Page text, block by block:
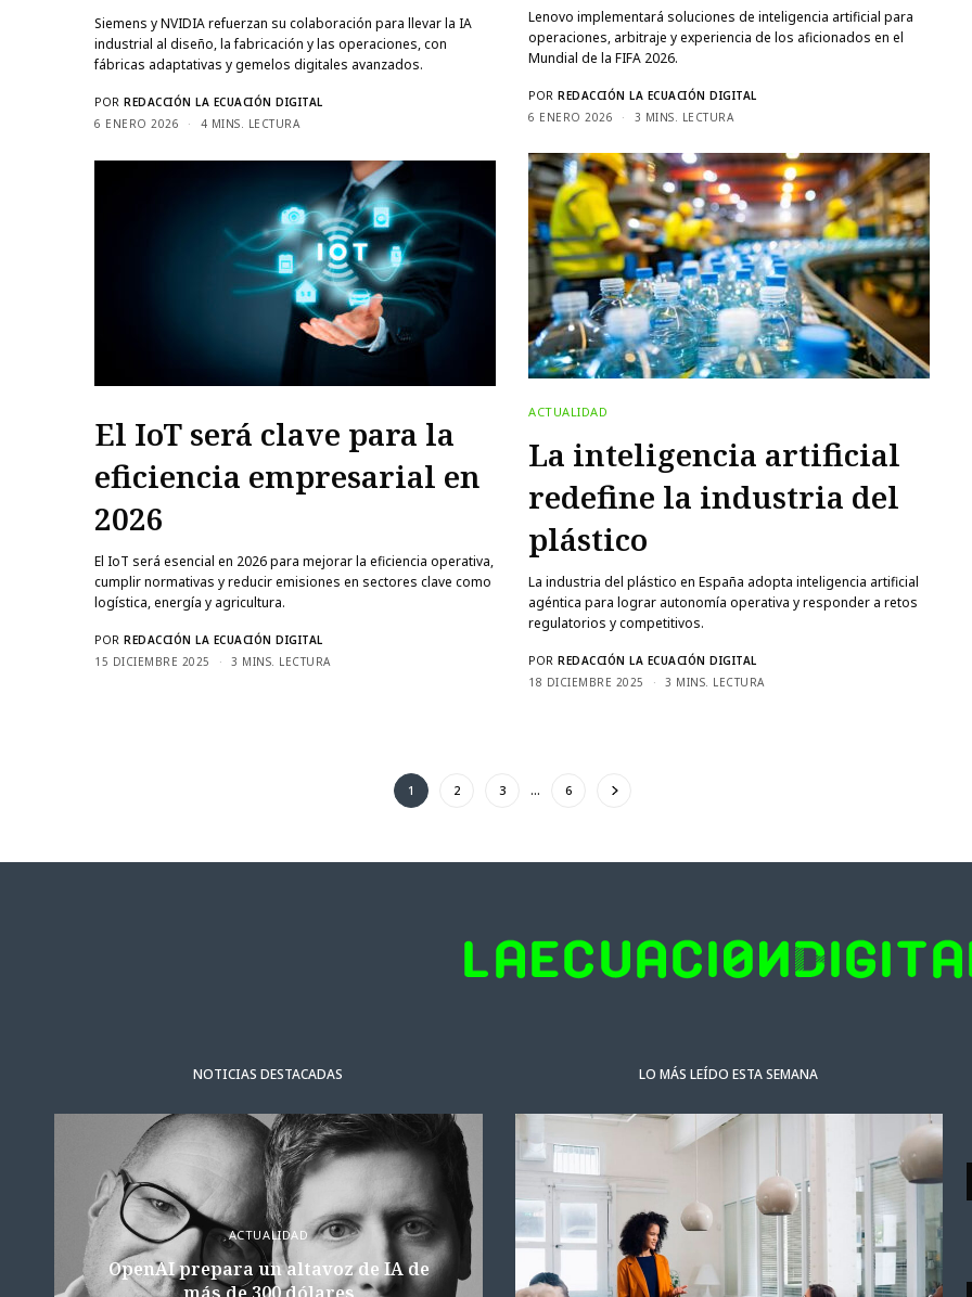
Siemens y NVIDIA refuerzan su colaboración para llevar la IA
industrial al diseño, la fabricación y las operaciones, con
fábricas adaptativas y gemelos digitales avanzados.
POR REDACCIÓN LA ECUACIÓN DIGITAL
6 ENERO 2026
4 MINS. LECTURA
Lenovo implementará soluciones de inteligencia artificial para
operaciones, arbitraje y experiencia de los aficionados en el
Mundial de la FIFA 2026.
POR REDACCIÓN LA ECUACIÓN DIGITAL
6 ENERO 2026
3 MINS. LECTURA
ACTUALIDAD
La inteligencia artificial
redefine la industria del
plástico
La industria del plástico en España adopta inteligencia artificial
agéntica para lograr autonomía operativa y responder a retos
regulatorios y competitivos.
POR REDACCIÓN LA ECUACIÓN DIGITAL
18 DICIEMBRE 2025
3 MINS. LECTURA
El IoT será clave para la
eficiencia empresarial en
2026
El IoT será esencial en 2026 para mejorar la eficiencia operativa,
cumplir normativas y reducir emisiones en sectores clave como
logística, energía y agricultura.
POR REDACCIÓN LA ECUACIÓN DIGITAL
15 DICIEMBRE 2025
3 MINS. LECTURA
1 2 3 … 6
NOTICIAS DESTACADAS
ACTUALIDAD
OpenAI prepara un altavoz de IA de
más de 300 dólares
NOTICIAS DESTACADAS
Las tecnológicas europeas facturan
la integración de la IA
LO MÁS LEÍDO ESTA SEMANA